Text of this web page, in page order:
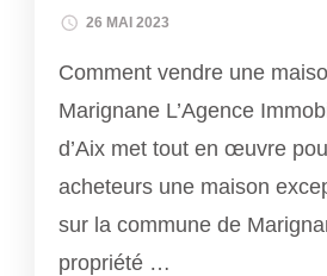
26 MAI 2023
Comment vendre une
Marignane L’Agence
d’Aix met tout en œuvre
acheteurs une maison
sur la commune de
propriété …